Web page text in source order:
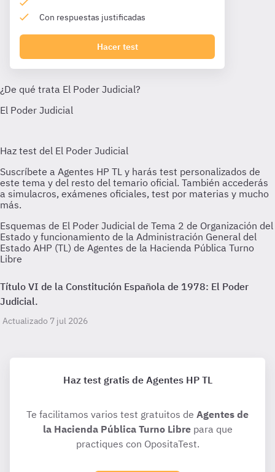
Con respuestas justificadas
Hacer test
Esquemas de El Poder Judicial de Tema 2 de Organización del
Estado y funcionamiento de la Administración General del
Estado AHP (TL) de Agentes de la Hacienda Pública Turno
Libre
Título VI de la Constitución Española de 1978: El Poder
Judicial.
Actualizado 7 jul 2026
Haz test gratis de Agentes HP TL
Te facilitamos varios test gratuitos de Agentes de
la Hacienda Pública Turno Librepara que
practiques con OpositaTest.